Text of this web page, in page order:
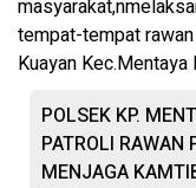
tempat-tempat
Kuayan
POLSEK KP.
PATROLI RAWAN
MENJAGA